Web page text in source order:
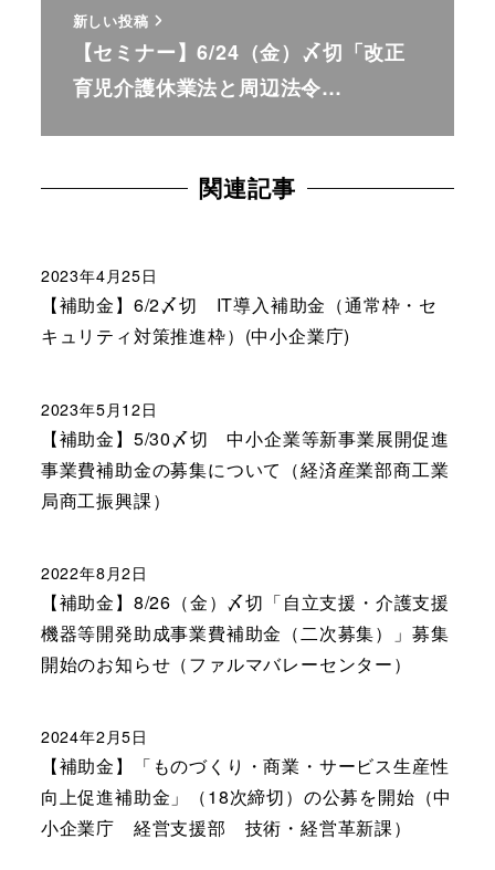
新しい投稿
【セミナー】6/24（金）〆切「改正
育児介護休業法と周辺法令…
関連記事
【補助金】6/2〆切 IT導入補助金（通常枠・セ
キュリティ対策推進枠）(中小企業庁)
2023年4月25日
【補助金】5/30〆切 中小企業等新事業展開促進
事業費補助金の募集について（経済産業部商工業
局商工振興課）
2023年5月12日
【補助金】8/26（金）〆切「自立支援・介護支援
機器等開発助成事業費補助金（二次募集）」募集
開始のお知らせ（ファルマバレーセンター）
2022年8月2日
【補助金】「ものづくり・商業・サービス生産性
向上促進補助金」（18次締切）の公募を開始（中
小企業庁 経営支援部 技術・経営革新課）
2024年2月5日